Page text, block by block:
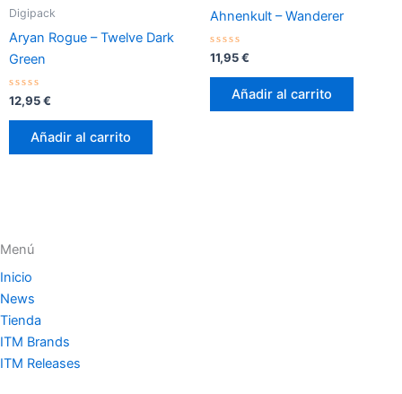
Digipack
Aryan Rogue – Twelve Dark
Green
Valorado
con
0
12,95€
Añadir al carrito
Ahnenkult – Wanderer
Valorado
con
0
11,95€
Añadir al carrito
Menú
Inicio
News
Tienda
ITM Brands
ITM Releases